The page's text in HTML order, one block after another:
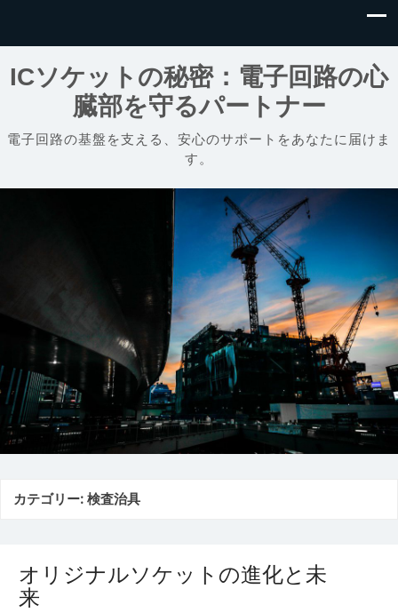
ICソケットの秘密：電子回路の心
臓部を守るパートナー
電子回路の基盤を支える、安心のサポートをあなたに届けま
す。
カテゴリー:検査治具
オリジナルソケットの進化と未
来